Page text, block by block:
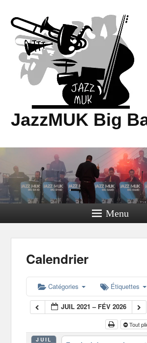
JazzMUK Big
Menu
Calendrier
Catégories Étiquettes
JUIL 2021 – FÉV 2026
Tout
JUIL